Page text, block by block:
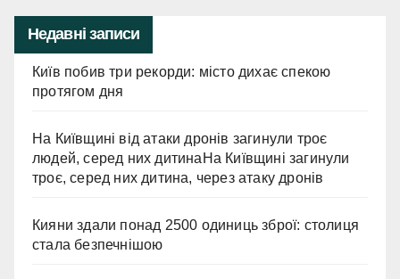
Недавні записи
Київ побив три рекорди: місто дихає спекою
протягом дня
На Київщині від атаки дронів загинули троє
людей, серед них дитинаНа Київщині загинули
троє, серед них дитина, через атаку дронів
Кияни здали понад 2500 одиниць зброї: столиця
стала безпечнішою